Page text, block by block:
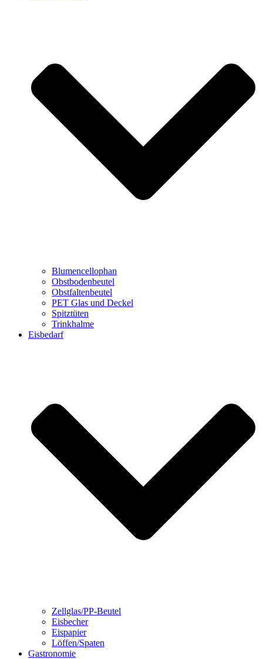
Blumencellophan
Obstbodenbeutel
Obstfaltenbeutel
PET Glas und Deckel
Spitztüten
Trinkhalme
Eisbedarf
Zellglas/PP-Beutel
Eisbecher
Eispapier
Löffen/Spaten
Gastronomie